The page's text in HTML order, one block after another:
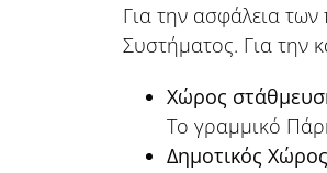
Για την ασφάλεια
Συστήματος. Για την
Χώρος
Το γραμμικό
Δημοτικός